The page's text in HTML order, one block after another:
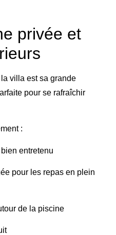
privée et
la villa est sa grande
pour se rafraîchir
:
entretenu
pour les repas en plein
de la piscine